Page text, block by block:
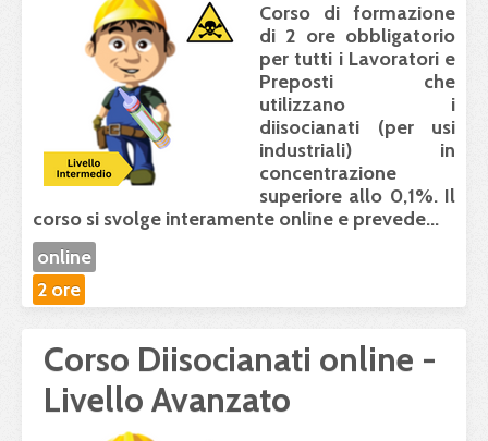
Corso di formazione
di 2 ore obbligatorio
per tutti i Lavoratori e
Preposti che
utilizzano i
diisocianati (per usi
industriali) in
concentrazione
superiore allo 0,1%. Il
corso si svolge interamente online e prevede...
online
2 ore
Corso Diisocianati online -
Livello Avanzato